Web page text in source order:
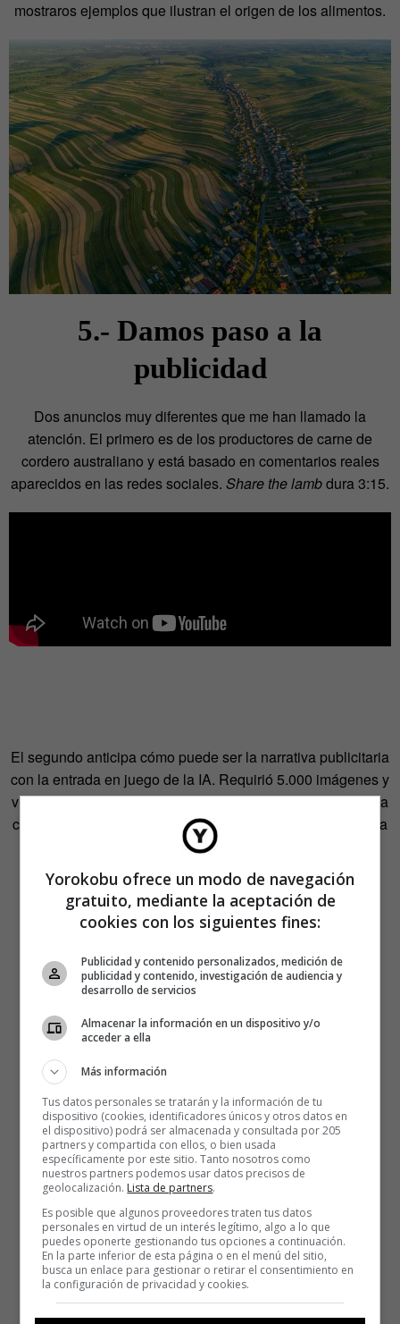
mostraros ejemplos que ilustran el origen de los alimentos.
5.- Damos paso a la
publicidad
Dos anuncios muy diferentes que me han llamado la
atención. El primero es de los productores de carne de
cordero australiano y está basado en comentarios reales
aparecidos en las redes sociales. Share the lambdura 3:15.
El segundo anticipa cómo puede ser la narrativa publicitaria
con la entrada en juego de la IA. Requirió 5.000 imágenes y
vídeos, se titulaWelcome to the factory, es de Nike y cuenta
con la presencia de Dennis Rodman y de Travis Scott; dura
1:39.
Yorokobu ofrece un modo de navegación
gratuito, mediante la aceptación de
cookies con los siguientes fines:
Publicidad y contenido personalizados, medición de
publicidad y contenido, investigación de audiencia y
desarrollo de servicios
Almacenar la información en un dispositivo y/o
acceder a ella
Más información
Tus datos personales se tratarán y la información de tu
dispositivo (cookies, identificadores únicos y otros datos en
el dispositivo) podrá ser almacenada y consultada por 205
partners y compartida con ellos, o bien usada
específicamente por este sitio. Tanto nosotros como
nuestros partners podemos usar datos precisos de
geolocalización. Lista de partners.
Es posible que algunos proveedores traten tus datos
personales en virtud de un interés legítimo, algo a lo que
puedes oponerte gestionando tus opciones a continuación.
En la parte inferior de esta página o en el menú del sitio,
busca un enlace para gestionar o retirar el consentimiento en
la configuración de privacidad y cookies.